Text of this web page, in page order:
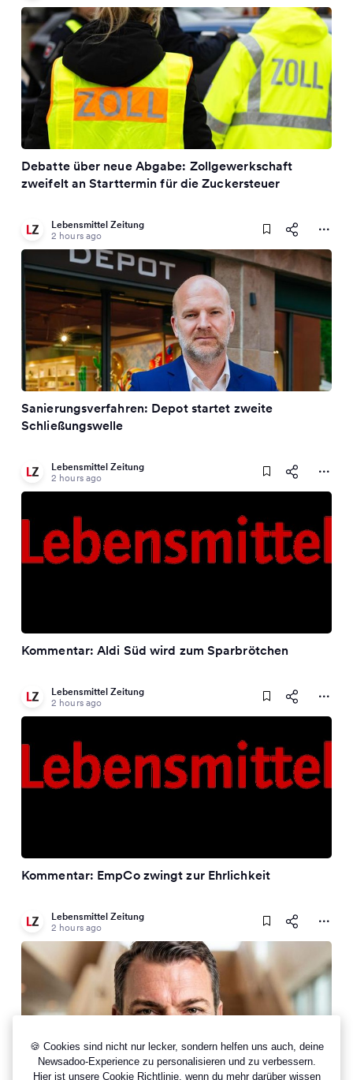
🍪 Cookies sind nicht nur lecker, sondern helfen uns auch, deine
Newsadoo-Experience zu personalisieren und zu verbessern.
Hier ist unsere Cookie Richtlinie, wenn du mehr darüber wissen
Debatte über neue Abgabe: Zollgewerkschaft
zweifelt an Starttermin für die Zuckersteuer
Lebensmittel Zeitung
2 hours ago
Sanierungsverfahren: Depot startet zweite
Schließungswelle
Lebensmittel Zeitung
2 hours ago
Kommentar: Aldi Süd wird zum Sparbrötchen
Lebensmittel Zeitung
2 hours ago
Kommentar: EmpCo zwingt zur Ehrlichkeit
Lebensmittel Zeitung
2 hours ago